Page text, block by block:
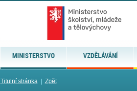
MINISTERSTVO VZDĚLÁVÁNÍ
Titulní stránka| Zpět